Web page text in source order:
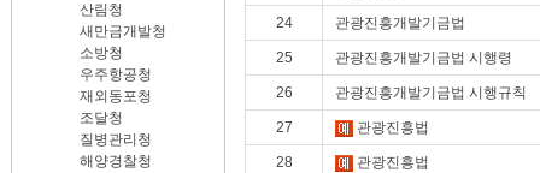
산림청
새만금개발청
소방청
우주항공청
재외동포청
조달청
질병관리청
해양경찰청
24 관광진흥개발기금법
25 관광진흥개발기금법 시행령
26 관광진흥개발기금법 시행규칙
27 관광진흥법
28 관광진흥법